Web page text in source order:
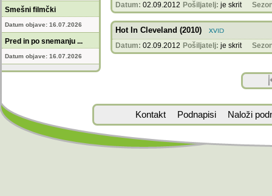
Smešni filmčki
Datum objave: 16.07.2026
Pred in po snemanju ...
Datum objave: 16.07.2026
Datum: 02.09.2012 Pošiljatelj: je skrit
Hot In Cleveland (2010)
Datum: 02.09.2012 Pošiljatelj: je skrit
Kontakt Podnapisi Naloži